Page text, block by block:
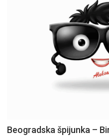
Beogradska špijunka –